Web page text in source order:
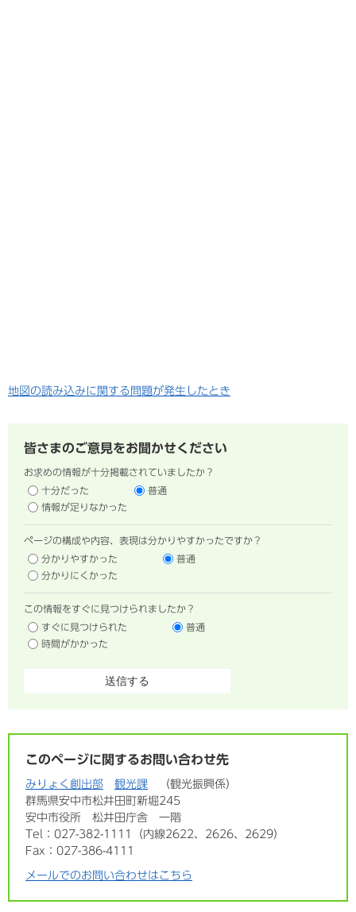
地図の読み込みに関する問題が発生したとき
皆さまのご意見をお聞かせください
お求めの情報が十分掲載されていましたか？
十分だった
普通
情報が足りなかった
ページの構成や内容、表現は分かりやすかったですか？
分かりやすかった
普通
分かりにくかった
この情報をすぐに見つけられましたか？
すぐに見つけられた
普通
時間がかかった
このページに関するお問い合わせ先
みりょく創出部 観光課
観光振興係
群馬県安中市松井田町新堀245
安中市役所 松井田庁舎 一階
Tel：027-382-1111（内線2622、2626、2629）
Fax：027-386-4111
メールでのお問い合わせはこちら